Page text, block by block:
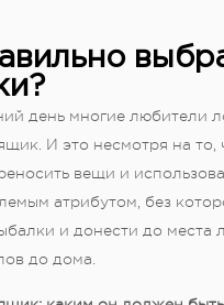
день многие любители
И это несмотря на
вещи и
атрибутом, без
и донести до места
до дома.